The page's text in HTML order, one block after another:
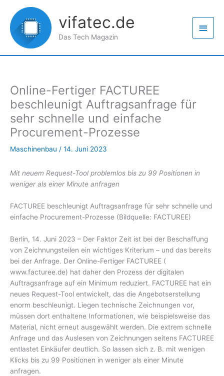
Inhalt
springen
vifatec.de
Das Tech Magazin
Online-Fertiger FACTUREE
beschleunigt Auftragsanfrage für
sehr schnelle und einfache
Procurement-Prozesse
Maschinenbau / 14. Juni 2023
Mit neuem Request-Tool problemlos bis zu 99 Positionen in
weniger als einer Minute anfragen
FACTUREE beschleunigt Auftragsanfrage für sehr schnelle und
einfache Procurement-Prozesse (Bildquelle: FACTUREE)
Berlin, 14. Juni 2023 – Der Faktor Zeit ist bei der Beschaffung
von Zeichnungsteilen ein wichtiges Kriterium – und das bereits
bei der Anfrage. Der Online-Fertiger FACTUREE (
www.facturee.de) hat daher den Prozess der digitalen
Auftragsanfrage auf ein Minimum reduziert. FACTUREE hat ein
neues Request-Tool entwickelt, das die Angebotserstellung
enorm beschleunigt. Liegen technische Zeichnungen vor,
müssen dort enthaltene Informationen, wie beispielsweise das
Material, nicht erneut ausgewählt werden. Die extrem schnelle
Anfrage und das Auslesen von Zeichnungen seitens FACTUREE
entlastet Einkäufer deutlich. So lassen sich z. B. mit wenigen
Klicks bis zu 99 Positionen in weniger als einer Minute
anfragen.